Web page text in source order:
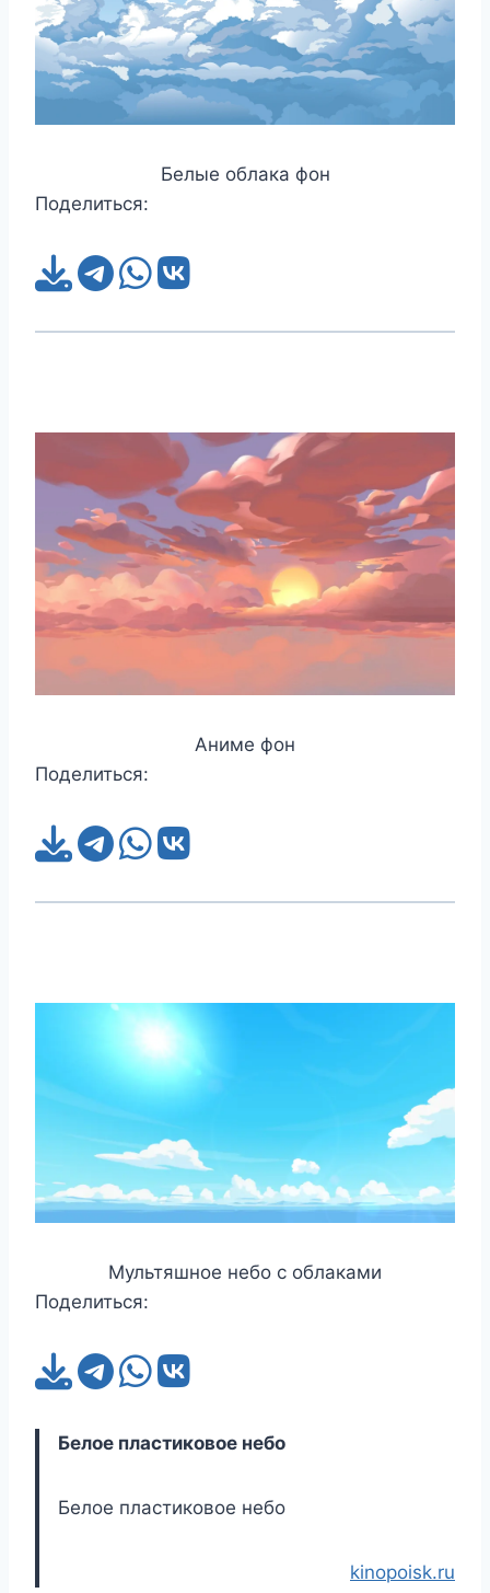
Белые облака фон
Поделиться:
Аниме фон
Поделиться:
Мультяшное небо с облаками
Поделиться:
Белое пластиковое небо
Белое пластиковое небо
kinopoisk.ru